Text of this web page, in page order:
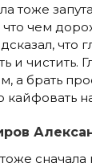
тоже
что чем
что
и чистить.
а брать
кайфовать
сначала